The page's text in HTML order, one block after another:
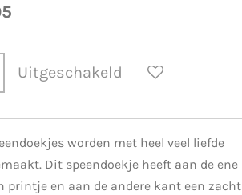
Uitgeschakeld
worden met heel veel liefde
Dit speendoekje heeft aan de ene
printje en aan de andere kant een zacht